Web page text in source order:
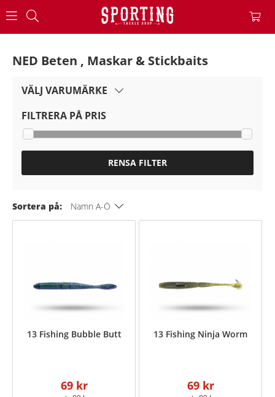
VÄLJ VARUMÄRKE
FILTRERA PÅ PRIS
RENSA FILTER
NED Beten , Maskar & Stickbaits
Sortera på: Namn A-Ö
13 Fishing Bubble Butt
69 kr
13 Fishing Ninja Worm
69 kr